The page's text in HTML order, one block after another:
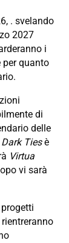
. svelando
2027
i
per quanto
di
delle
Tiesè
Virtua
vi sarà